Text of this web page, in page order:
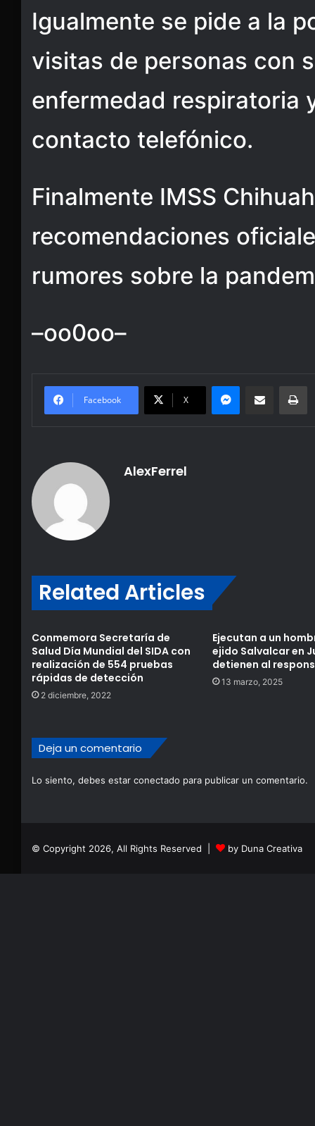
Igualmente se pide a la
visitas de personas con
enfermedad respiratoria
contacto telefónico.
Finalmente IMSS
recomendaciones
rumores sobre la
–oo0oo–
Facebook X
Messenger
Share via Email
AlexFerrel
Related Articles
Conmemora Secretaría de
Salud Día Mundial del SIDA con
realización de 554 pruebas
rápidas de detección
2 diciembre, 2022
Ejecutan a un
ejido Salvalcar en
detienen al
13 marzo, 2025
Deja un comentario
Lo siento, debes estar conectado para publicar un comentario.
© Copyright 2026, All Rights Reserved | by Duna Creativa